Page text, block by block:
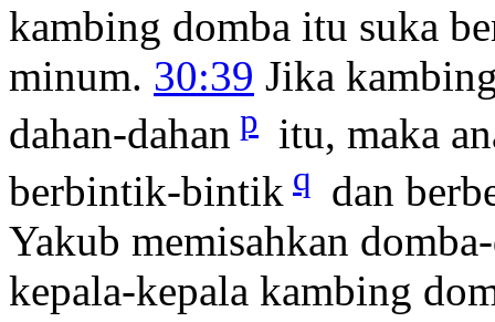
kambing domba itu suka
minum. 30:39 Jika
dahan-dahan p itu, maka
berbintik-bintik q dan
Yakub memisahkan
kepala-kepala kambing